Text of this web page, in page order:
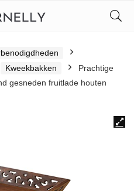
Kweekbakken
Prachtige
gesneden fruitlade houten